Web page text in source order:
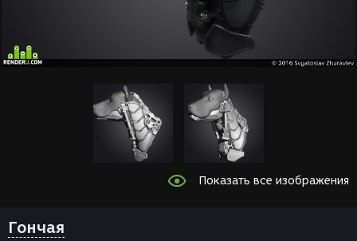
Показать все изображения
Гончая